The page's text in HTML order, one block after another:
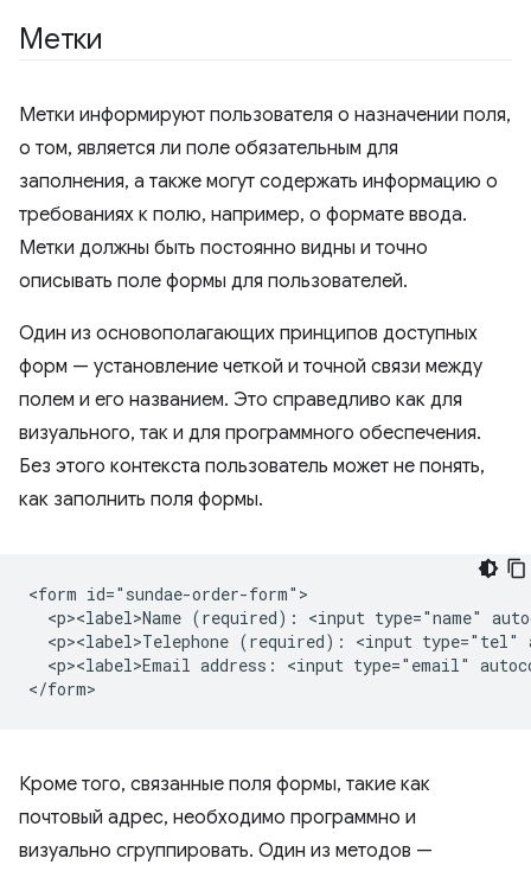
Метки
Метки информируют пользователя о назначении поля,
о том, является ли поле обязательным для
заполнения, а также могут содержать информацию о
требованиях к полю, например, о формате ввода.
Метки должны быть постоянно видны и точно
описывать поле формы для пользователей.
Один из основополагающих принципов доступных
форм — установление четкой и точной связи между
полем и его названием. Это справедливо как для
визуального, так и для программного обеспечения.
Без этого контекста пользователь может не понять,
как заполнить поля формы.
<form id="sundae-order-form">
<p><label>Name (required): <input type="name"
<p><label>Telephone (required): <input
<p><label>Email address: <input type="email"
Кроме того, связанные поля формы, такие как
почтовый адрес, необходимо программно и
визуально сгруппировать. Один из методов —